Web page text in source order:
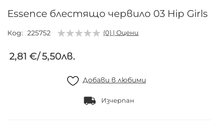
галерия
със
Essence блестящо червило 03 Hip Girls
Код 225752 (0) | Оцени
2,81 €/5,50лв.
Добави в любими
Изчерпан